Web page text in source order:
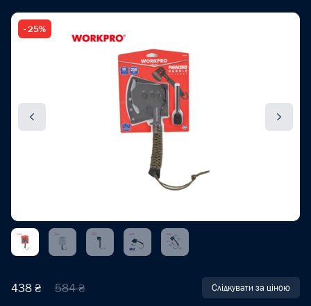
- 25%
438 ₴ 584 ₴ Слідкувати за ціною